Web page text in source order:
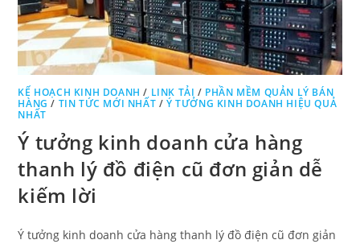
KẾ HOẠCH KINH DOANH / LINK TẢI / PHẦN MỀM QUẢN LÝ BÁN
HÀNG / TIN TỨC MỚI NHẤT /Ý TƯỞNG KINH DOANH HIỆU QUẢ
NHẤT
Ý tưởng kinh doanh cửa hàng
thanh lý đồ điện cũ đơn giản dễ
kiếm lời
Ý tưởng kinh doanh cửa hàng thanh lý đồ điện cũ đơn giản